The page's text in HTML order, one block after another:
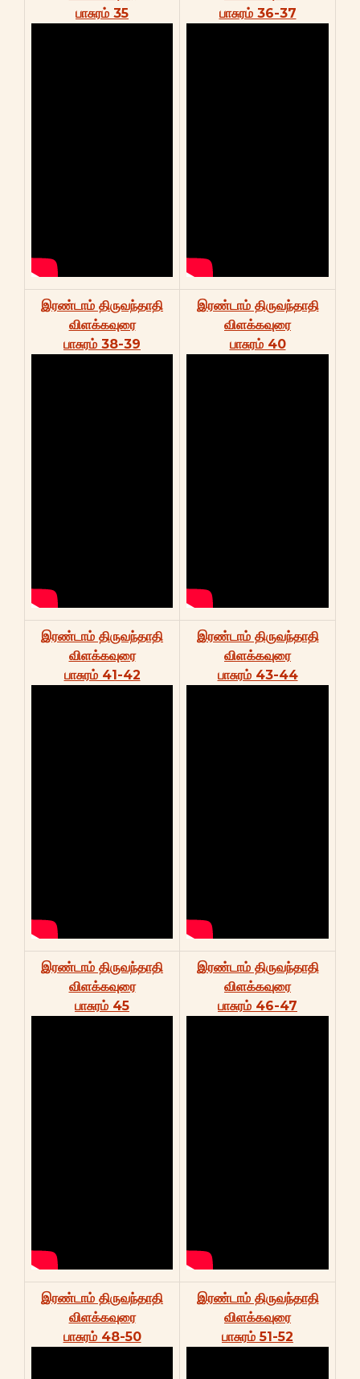
பாசுரம் 35
பாசுரம் 36-37
இரண்டாம் திருவந்தாதி
விளக்கவுரை
பாசுரம் 38-39
இரண்டாம் திருவந்தாதி
விளக்கவுரை
பாசுரம் 40
இரண்டாம் திருவந்தாதி
விளக்கவுரை
பாசுரம் 41-42
இரண்டாம் திருவந்தாதி
விளக்கவுரை
பாசுரம் 43-44
இரண்டாம் திருவந்தாதி
விளக்கவுரை
பாசுரம் 45
இரண்டாம் திருவந்தாதி
விளக்கவுரை
பாசுரம் 46-47
இரண்டாம் திருவந்தாதி
விளக்கவுரை
பாசுரம் 48-50
இரண்டாம் திருவந்தாதி
விளக்கவுரை
பாசுரம் 51-52